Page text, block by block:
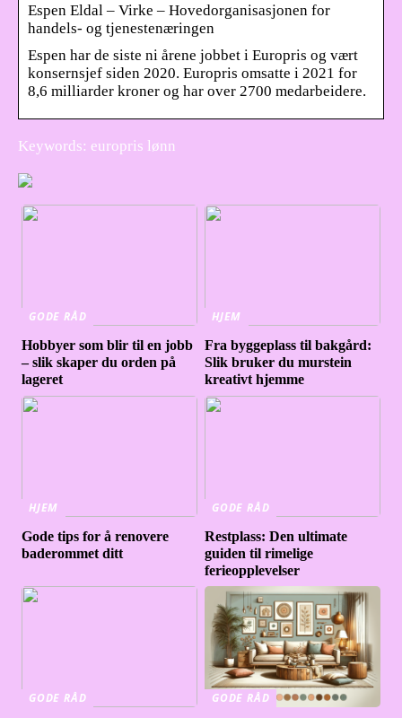
Espen Eldal – Virke – Hovedorganisasjonen for
handels- og tjenestenæringen
Espen har de siste ni årene jobbet i Europris og vært
konsernsjef siden 2020. Europris omsatte i 2021 for
8,6 milliarder kroner og har over 2700 medarbeidere.
Keywords: europris lønn
GODE RÅD
Hobbyer som blir til en jobb
– slik skaper du orden på
lageret
HJEM
Fra byggeplass til bakgård:
Slik bruker du murstein
kreativt hjemme
HJEM
Gode tips for å renovere
baderommet ditt
GODE RÅD
Restplass: Den ultimate
guiden til rimelige
ferieopplevelser
GODE RÅD GODE RÅD